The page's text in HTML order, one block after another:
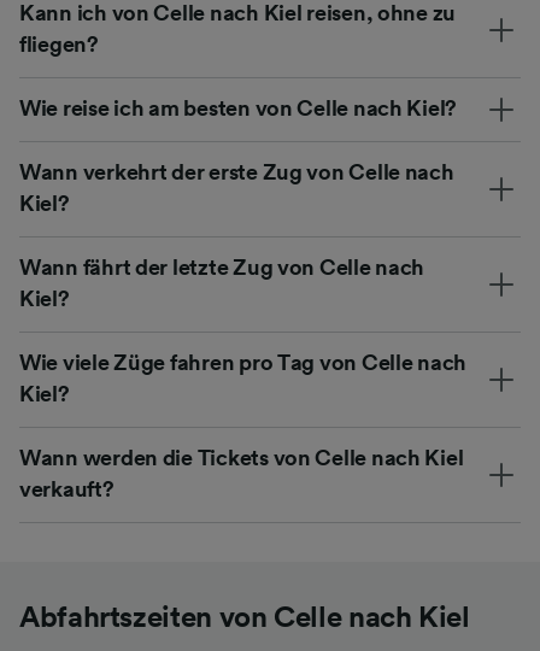
Kann ich von Celle nach Kiel reisen, ohne zu
fliegen?
Wie reise ich am besten von Celle nach Kiel?
Wann verkehrt der erste Zug von Celle nach
Kiel?
Wann fährt der letzte Zug von Celle nach
Kiel?
Wie viele Züge fahren pro Tag von Celle nach
Kiel?
Wann werden die Tickets von Celle nach Kiel
verkauft?
Abfahrtszeiten von Celle nach Kiel